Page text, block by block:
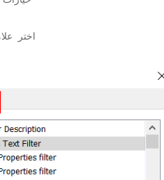
3. اختر